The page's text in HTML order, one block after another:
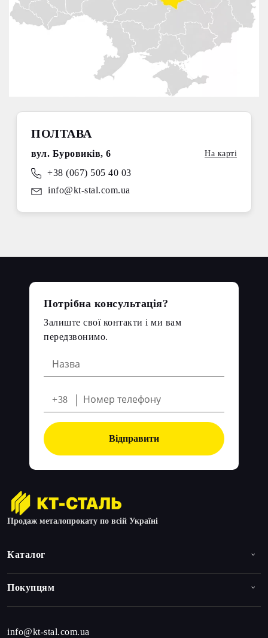
ПОЛТАВА
вул. Буровиків, 6 На карті
+38 (067) 505 40 03
info@kt-stal.com.ua
Продаж металопрокату по всій Україні
info@kt-stal.com.ua
Каталог
Покупцям
Потрібна консультація?
Залиште свої контакти і ми вам
передзвонимо.
+38
Відправити